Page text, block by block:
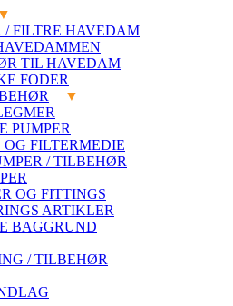
/ FILTRE HAVEDAM
TIL HAVEDAM
FODER
PUMPER
OG FILTERMEDIE
/ TILBEHØR
OG FITTINGS
ARTIKLER
BAGGRUND
/ TILBEHØR